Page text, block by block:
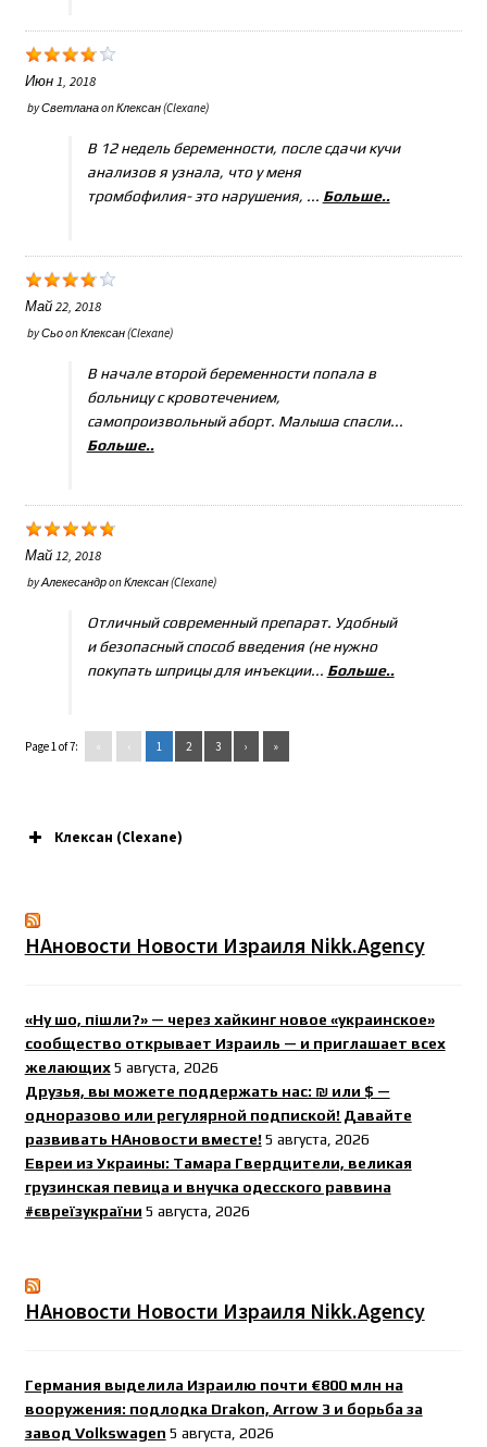
Июн 1, 2018
byСветланаonКлексан (Clexane)
В 12 недель беременности, после сдачи кучи
анализов я узнала, что у меня
тромбофилия- это нарушения, ... Больше..
Май 22, 2018
byСьоonКлексан (Clexane)
В начале второй беременности попала в
больницу с кровотечением,
самопроизвольный аборт. Малыша спасли...
Больше..
Май 12, 2018
byАлекесандрonКлексан (Clexane)
Отличный современный препарат. Удобный
и безопасный способ введения (не нужно
покупать шприцы для инъекции... Больше..
Page 1 of 7: ‹ 1 2 3 › »
Клексан (Clexane)
НАновости Новости Израиля Nikk.Agency
«Ну шо, пішли?» — через хайкинг новое «украинское»
сообщество открывает Израиль — и приглашает всех
желающих 5 августа, 2026
Друзья, вы можете поддержать нас: ₪ или $ —
одноразово или регулярной подпиской! Давайте
развивать НАновости вместе! 5 августа, 2026
Евреи из Украины: Тамара Гвердцители, великая
грузинская певица и внучка одесского раввина
#євреїзукраїни 5 августа, 2026
НАновости Новости Израиля Nikk.Agency
Германия выделила Израилю почти €800 млн на
вооружения: подлодка Drakon, Arrow 3 и борьба за
завод Volkswagen 5 августа, 2026